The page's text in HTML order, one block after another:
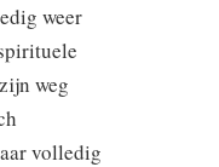
weer
weg
volledig